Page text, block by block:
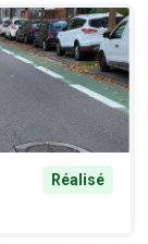
Réalisé